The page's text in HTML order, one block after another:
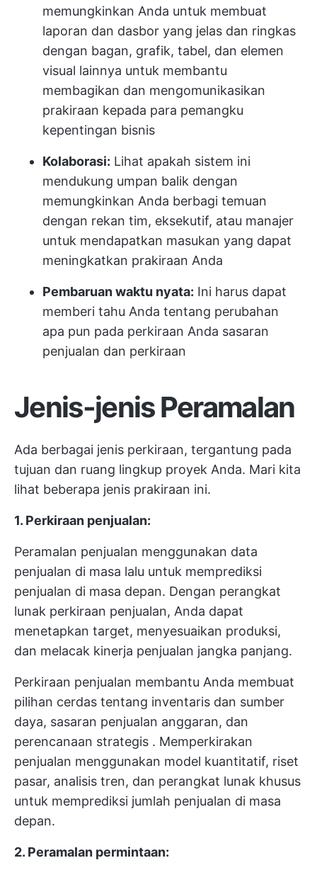
memungkinkan Anda untuk membuat
laporan dan dasbor yang jelas dan ringkas
dengan bagan, grafik, tabel, dan elemen
visual lainnya untuk membantu
membagikan dan mengomunikasikan
prakiraan kepada para pemangku
kepentingan bisnis
Kolaborasi: Lihat apakah sistem ini
mendukung umpan balik dengan
memungkinkan Anda berbagi temuan
dengan rekan tim, eksekutif, atau manajer
untuk mendapatkan masukan yang dapat
meningkatkan prakiraan Anda
Pembaruan waktu nyata: Ini harus dapat
memberi tahu Anda tentang perubahan
apa pun pada perkiraan Anda sasaran
penjualan dan perkiraan
Jenis-jenis Peramalan
Ada berbagai jenis perkiraan, tergantung pada
tujuan dan ruang lingkup proyek Anda. Mari kita
lihat beberapa jenis prakiraan ini.
1. Perkiraan penjualan:
Peramalan penjualan menggunakan data
penjualan di masa lalu untuk memprediksi
penjualan di masa depan. Dengan perangkat
lunak perkiraan penjualan, Anda dapat
menetapkan target, menyesuaikan produksi,
dan melacak kinerja penjualan jangka panjang.
Perkiraan penjualan membantu Anda membuat
pilihan cerdas tentang inventaris dan sumber
daya, sasaran penjualan anggaran, dan
perencanaan strategis . Memperkirakan
penjualan menggunakan model kuantitatif, riset
pasar, analisis tren, dan perangkat lunak khusus
untuk memprediksi jumlah penjualan di masa
depan.
2. Peramalan permintaan: